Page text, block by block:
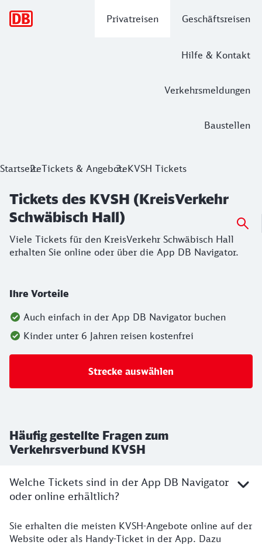
Privatreisen Geschäftsreisen
Hilfe & Kontakt
Verkehrsmeldungen
Baustellen
Tickets des KVSH (KreisVerkehr
StartseiteTickets & AngeboteKVSH Tickets
Tickets des KVSH (KreisVerkehr
Schwäbisch Hall)
Viele Tickets für den KreisVerkehr Schwäbisch Hall
erhalten Sie online oder über die App DB Navigator.
Ihre Vorteile
Auch einfach in der App DB Navigator buchen
Kinder unter 6 Jahren reisen kostenfrei
Strecke auswählen
Häufig gestellte Fragen zum
Verkehrsverbund KVSH
Welche Tickets sind in der App DB Navigator
oder online erhältlich?
Sie erhalten die meisten KVSH-Angebote online auf der
Website oder als Handy-Ticket in der App. Dazu